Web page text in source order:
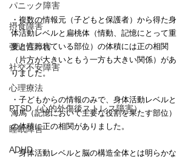
パニック障害
摂食障害
強迫性障害
社交不安障害
心理療法
PTSD（心的外傷後ストレス障害）
睡眠障害
ADHD
・複数の情報元（子どもと保護者）から得た身
体活動レベルと扁桃体（情動、記憶にとって重
要と言われている部位）の体積には正の相関
（片方が大きいともう一方も大きい関係）があ
りました。
・子どもからの情報のみで、身体活動レベルと
海馬（記憶において主要な役割を果たす部位）
の体積に正の相関がありました。
・身体活動レベルと脳の構造全体とは明らかな